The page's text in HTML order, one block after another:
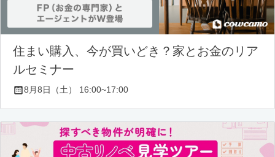
住まい購入、今が買いどき？家とお金のリア
ルセミナー
8月8日（土） 16:00~17:00